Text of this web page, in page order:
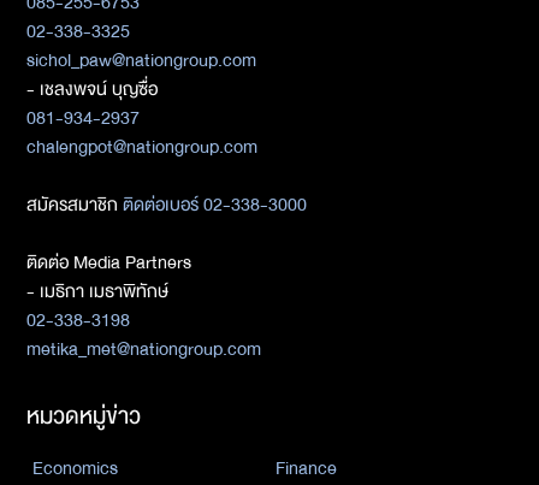
02-338-3325
sichol_paw@nationgroup.com
- เชลงพจน์ บุญซื่อ
081-934-2937
chalengpot@nationgroup.com
สมัครสมาชิกติดต่อเบอร์ 02-338-3000
ติดต่อ Media Partners
- เมธิกา เมธาพิทักษ์
02-338-3198
metika_met@nationgroup.com
หมวดหมู่ข่าว
Economics
Finance